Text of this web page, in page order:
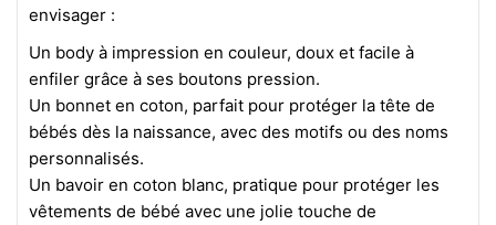
envisager :
Un body à impression en couleur, doux et facile à
enfiler grâce à ses boutons pression.
Un bonnet en coton, parfait pour protéger la tête de
bébés dès la naissance, avec des motifs ou des noms
personnalisés.
Un bavoir en coton blanc, pratique pour protéger les
vêtements de bébé avec une jolie touche de